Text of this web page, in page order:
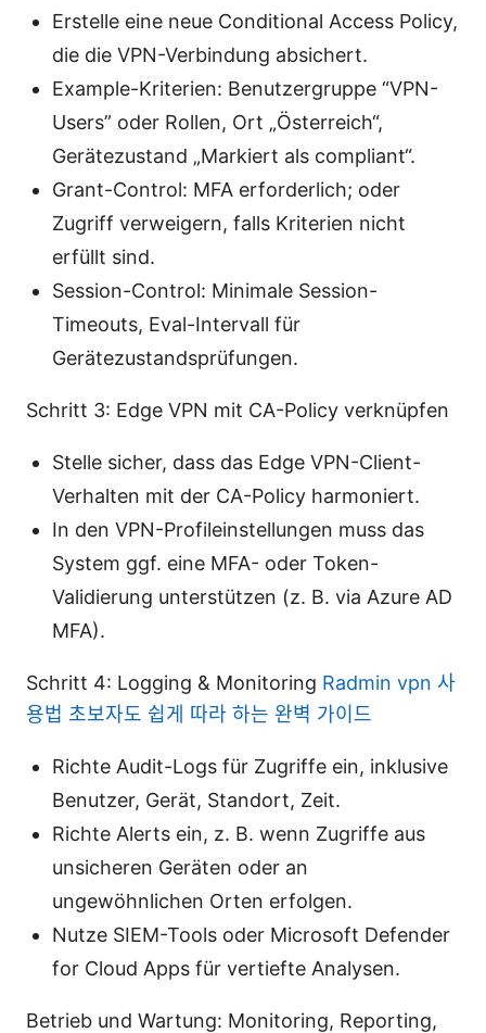
Erstelle eine neue Conditional Access Policy,
die die VPN-Verbindung absichert.
Example-Kriterien: Benutzergruppe “VPN-
Users” oder Rollen, Ort „Österreich“,
Gerätezustand „Markiert als compliant“.
Grant-Control: MFA erforderlich; oder
Zugriff verweigern, falls Kriterien nicht
erfüllt sind.
Session-Control: Minimale Session-
Timeouts, Eval-Intervall für
Gerätezustandsprüfungen.
Schritt 3: Edge VPN mit CA-Policy verknüpfen
Stelle sicher, dass das Edge VPN-Client-
Verhalten mit der CA-Policy harmoniert.
In den VPN-Profileinstellungen muss das
System ggf. eine MFA- oder Token-
Validierung unterstützen (z. B. via Azure AD
MFA).
Schritt 4: Logging & Monitoring Radmin vpn 사
용법 초보자도 쉽게 따라 하는 완벽 가이드
Richte Audit-Logs für Zugriffe ein, inklusive
Benutzer, Gerät, Standort, Zeit.
Richte Alerts ein, z. B. wenn Zugriffe aus
unsicheren Geräten oder an
ungewöhnlichen Orten erfolgen.
Nutze SIEM-Tools oder Microsoft Defender
for Cloud Apps für vertiefte Analysen.
Betrieb und Wartung: Monitoring, Reporting,